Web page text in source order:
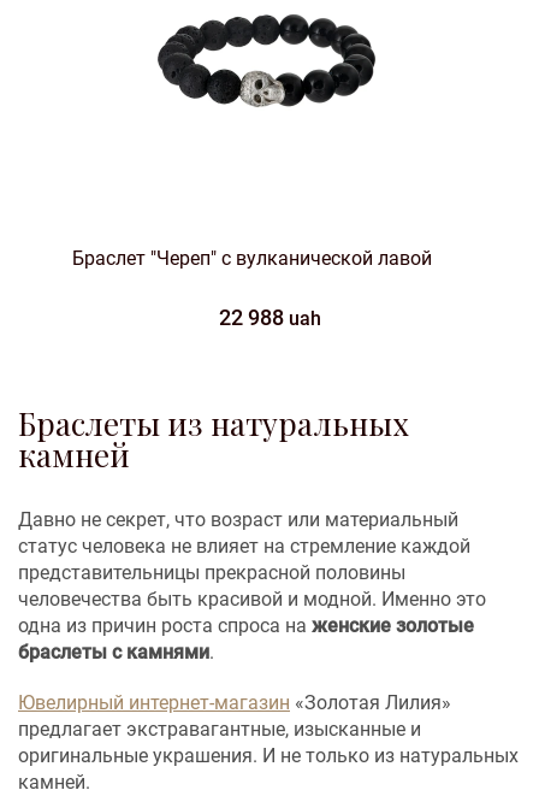
Браслет "Череп" с вулканической лавой
22 988 uah
Браслеты из натуральных
камней
Давно не секрет, что возраст или материальный
статус человека не влияет на стремление каждой
представительницы прекрасной половины
человечества быть красивой и модной. Именно это
одна из причин роста спроса на женские золотые
браслеты с камнями.
Ювелирный интернет-магазин «Золотая Лилия»
предлагает экстравагантные, изысканные и
оригинальные украшения. И не только из натуральных
камней.